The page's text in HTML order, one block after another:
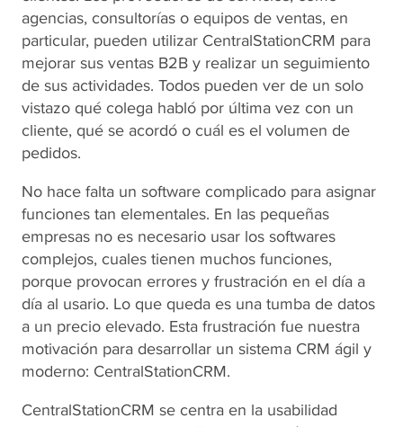
agencias, consultorías o equipos de ventas, en
particular, pueden utilizar CentralStationCRM para
mejorar sus ventas B2B y realizar un seguimiento
de sus actividades. Todos pueden ver de un solo
vistazo qué colega habló por última vez con un
cliente, qué se acordó o cuál es el volumen de
pedidos.
No hace falta un software complicado para asignar
funciones tan elementales. En las pequeñas
empresas no es necesario usar los softwares
complejos, cuales tienen muchos funciones,
porque provocan errores y frustración en el día a
día al usario. Lo que queda es una tumba de datos
a un precio elevado. Esta frustración fue nuestra
motivación para desarrollar un sistema CRM ágil y
moderno: CentralStationCRM.
CentralStationCRM se centra en la usabilidad